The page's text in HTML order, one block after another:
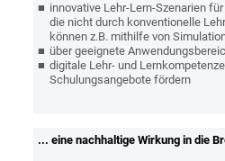
innovative Lehr-Lern-Szenarien
die nicht durch konventionelle
können z.B. mithilfe von
über geeignete
digitale Lehr- und
Schulungsangebote fördern
... eine nachhaltige Wirkung in die